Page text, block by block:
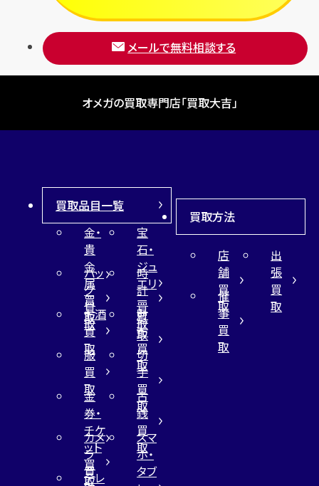
メールで無料相談する
オメガの買取専門店「買取大吉」
買取品目一覧
金・
貴
金
属
買
取
宝
石・
ジュ
エリ
ー
買
取
バッ
グ
買
取
時
計
買
取
お酒
買
取
財
布
買
取
服
買
取
切
手
買
取
金
券・
チケ
ット
買
取
古
銭
買
取
カメ
ラ
買
スマ
ホ・
タブ
テレ
買取方法
店
舗
買
取
出
張
買
取
催
事
買
取